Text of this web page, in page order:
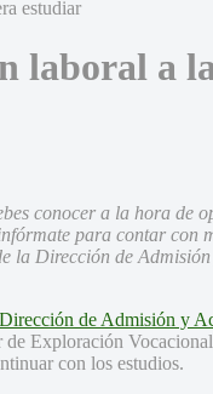
laboral a
conocer a la hora de
para contar con
la Dirección de Admisión
Dirección de Admisión y
de Exploración
con los estudios.